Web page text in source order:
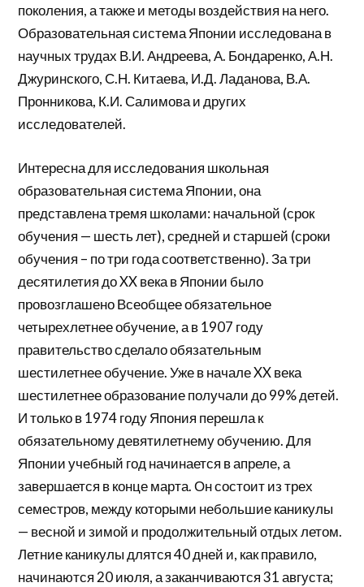
поколения, а также и методы воздействия на него.
Образовательная система Японии исследована в
научных трудах В.И. Андреева, А. Бондаренко, А.Н.
Джуринского, С.Н. Китаева, И.Д. Ладанова, В.А.
Пронникова, К.И. Салимова и других
исследователей.
Интересна для исследования школьная
образовательная система Японии, она
представлена тремя школами: начальной (срок
обучения — шесть лет), средней и старшей (сроки
обучения – по три года соответственно). За три
десятилетия до XX века в Японии было
провозглашено Всеобщее обязательное
четырехлетнее обучение, а в 1907 году
правительство сделало обязательным
шестилетнее обучение. Уже в начале XX века
шестилетнее образование получали до 99% детей.
И только в 1974 году Япония перешла к
обязательному девятилетнему обучению. Для
Японии учебный год начинается в апреле, а
завершается в конце марта. Он состоит из трех
семестров, между которыми небольшие каникулы
— весной и зимой и продолжительный отдых летом.
Летние каникулы длятся 40 дней и, как правило,
начинаются 20 июля, а заканчиваются 31 августа;